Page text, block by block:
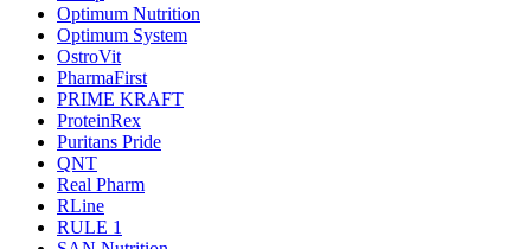
Optimum Nutrition
Optimum System
OstroVit
PharmaFirst
PRIME KRAFT
ProteinRex
Puritans Pride
QNT
Real Pharm
RLine
RULE 1